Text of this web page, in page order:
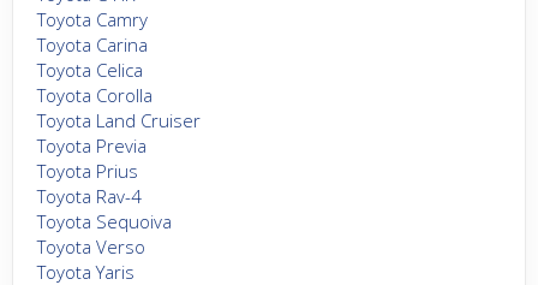
Toyota Camry
Toyota Carina
Toyota Celica
Toyota Corolla
Toyota Land Cruiser
Toyota Previa
Toyota Prius
Toyota Rav-4
Toyota Sequoiva
Toyota Verso
Toyota Yaris